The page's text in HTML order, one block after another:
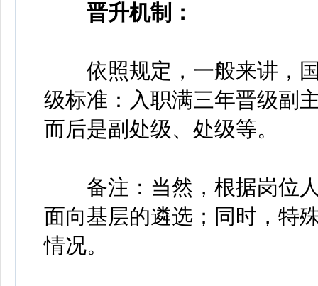
晋升机制：
依照规定，一般来讲，国
级标准：入职满三年晋级副
而后是副处级、处级等。
备注：当然，根据岗位人
面向基层的遴选；同时，特
情况。